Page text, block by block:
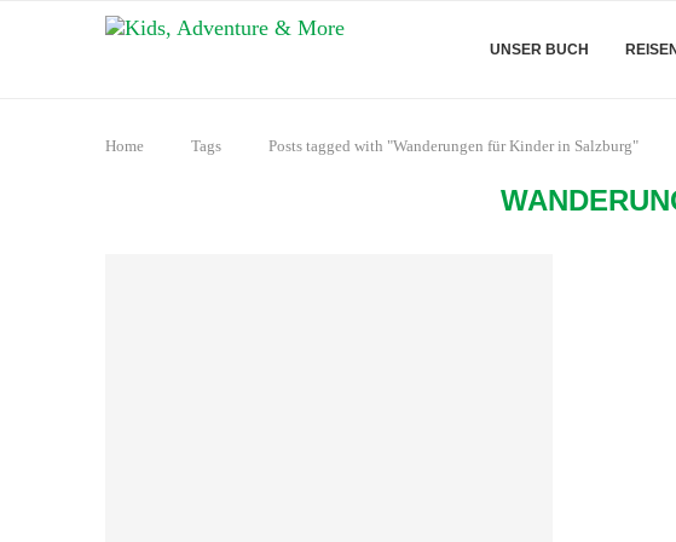
UNSER BUCH REISEN
Home Tags Posts tagged with "Wanderungen für Kinder in Salzburg"